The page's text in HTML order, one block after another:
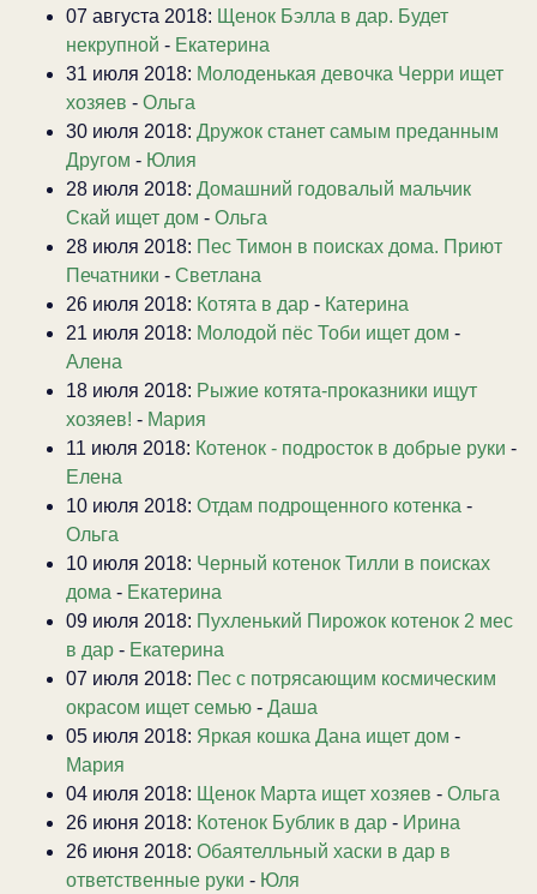
07 августа 2018: Щенок Бэлла в дар. Будет
некрупной - Екатерина
31 июля 2018: Молоденькая девочка Черри ищет
хозяев - Ольга
30 июля 2018: Дружок станет самым преданным
Другом - Юлия
28 июля 2018: Домашний годовалый мальчик
Скай ищет дом - Ольга
28 июля 2018: Пес Тимон в поисках дома. Приют
Печатники - Светлана
26 июля 2018: Котята в дар - Катерина
21 июля 2018: Молодой пёс Тоби ищет дом -
Алена
18 июля 2018: Рыжие котята-проказники ищут
хозяев! - Мария
11 июля 2018: Котенок - подросток в добрые руки -
Елена
10 июля 2018: Отдам подрощенного котенка -
Ольга
10 июля 2018: Черный котенок Тилли в поисках
дома - Екатерина
09 июля 2018: Пухленький Пирожок котенок 2 мес
в дар - Екатерина
07 июля 2018: Пес с потрясающим космическим
окрасом ищет семью - Даша
05 июля 2018: Яркая кошка Дана ищет дом -
Мария
04 июля 2018: Щенок Марта ищет хозяев - Ольга
26 июня 2018: Котенок Бублик в дар - Ирина
26 июня 2018: Обаятелльный хаски в дар в
ответственные руки - Юля